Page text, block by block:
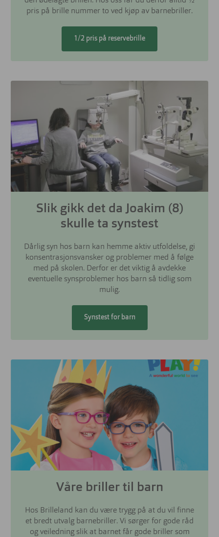
pris på brille nummer to ved kjøp av barnebriller.
1/2 pris på reservebrille
Slik gikk det da Joakim (8)
skulle ta synstest
Dårlig syn hos barn kan hemme aktiv utfoldelse, gi
konsentrasjonsvansker og problemer med å følge
med på skolen. Derfor er det viktig å avdekke
eventuelle synsproblemer hos barn så tidlig som
mulig.
Synstest for barn
Våre briller til barn
Hos Brilleland kan du være trygg på at du vil finne
et bredt utvalg barnebriller. Vi sørger for gode råd
og veiledning slik at barnet får gode briller som